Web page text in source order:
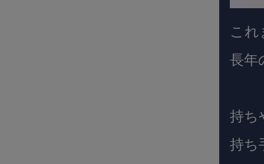
これ
長年
持ち
持ち